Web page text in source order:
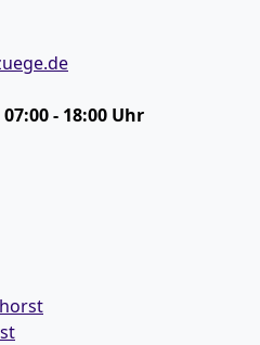
07:00 - 18:00 Uhr